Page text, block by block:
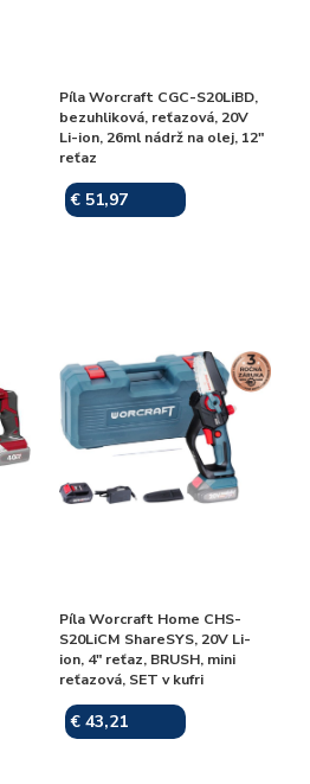
Píla Worcraft CGC-S20LiBD,
bezuhliková, reťazová, 20V
Li-ion, 26ml nádrž na olej, 12"
reťaz
€ 51,97
Píla Worcraft Home CHS-
S20LiCM ShareSYS, 20V Li-
ion, 4" reťaz, BRUSH, mini
reťazová, SET v kufri
€ 43,21